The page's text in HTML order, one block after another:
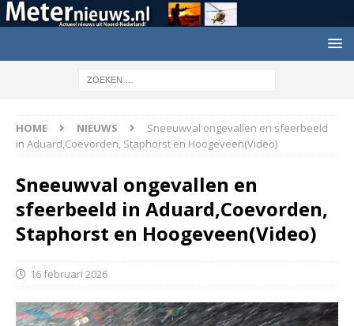
HOME NIEUWS
Sneeuwval ongevallen en sfeerbeeld
in Aduard,Coevorden, Staphorst en Hoogeveen(Video)
Sneeuwval ongevallen en
sfeerbeeld in Aduard,Coevorden,
Staphorst en Hoogeveen(Video)
16 februari 2026